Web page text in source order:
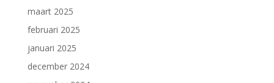
maart 2025
februari 2025
januari 2025
december 2024